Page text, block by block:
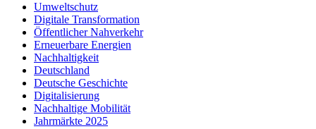
Umweltschutz
Digitale Transformation
Öffentlicher Nahverkehr
Erneuerbare Energien
Nachhaltigkeit
Deutschland
Deutsche Geschichte
Digitalisierung
Nachhaltige Mobilität
Jahrmärkte 2025